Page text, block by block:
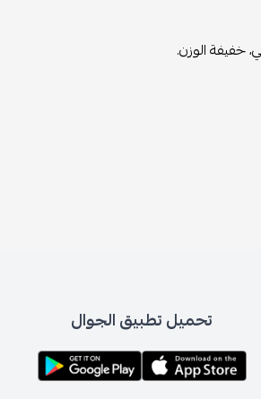
خفيفة الوزن.
تحميل تطبيق الجوال